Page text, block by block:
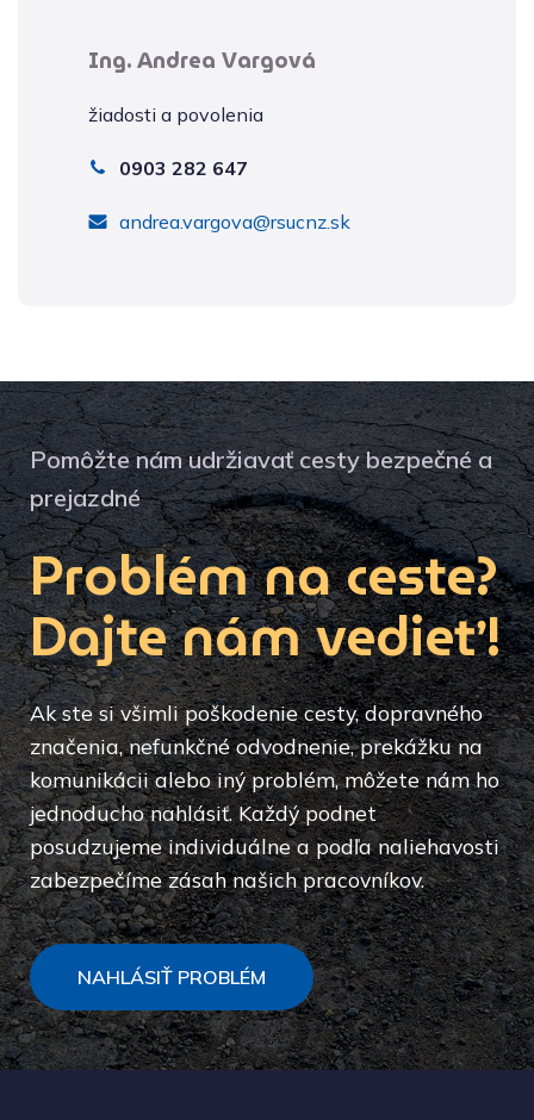
Ing. Andrea Vargová
žiadosti a povolenia
0903 282 647
andrea.vargova@rsucnz.sk
Pomôžte nám udržiavať cesty bezpečné a
prejazdné
Problém na ceste?
Dajte nám vedieť!
Ak ste si všimli poškodenie cesty, dopravného
značenia, nefunkčné odvodnenie, prekážku na
komunikácii alebo iný problém, môžete nám ho
jednoducho nahlásiť. Každý podnet
posudzujeme individuálne a podľa naliehavosti
zabezpečíme zásah našich pracovníkov.
NAHLÁSIŤ PROBLÉM